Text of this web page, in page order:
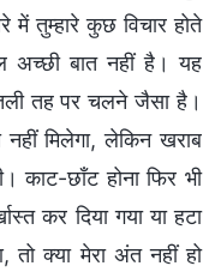
में तुम्हारे कुछ विचार होते
अच्छी बात नहीं है। यह
तह पर चलने जैसा है।
मिलेगा, लेकिन खराब
काट-छाँट होना फिर भी
कर दिया गया या हटा
तो क्या मेरा अंत नहीं हो